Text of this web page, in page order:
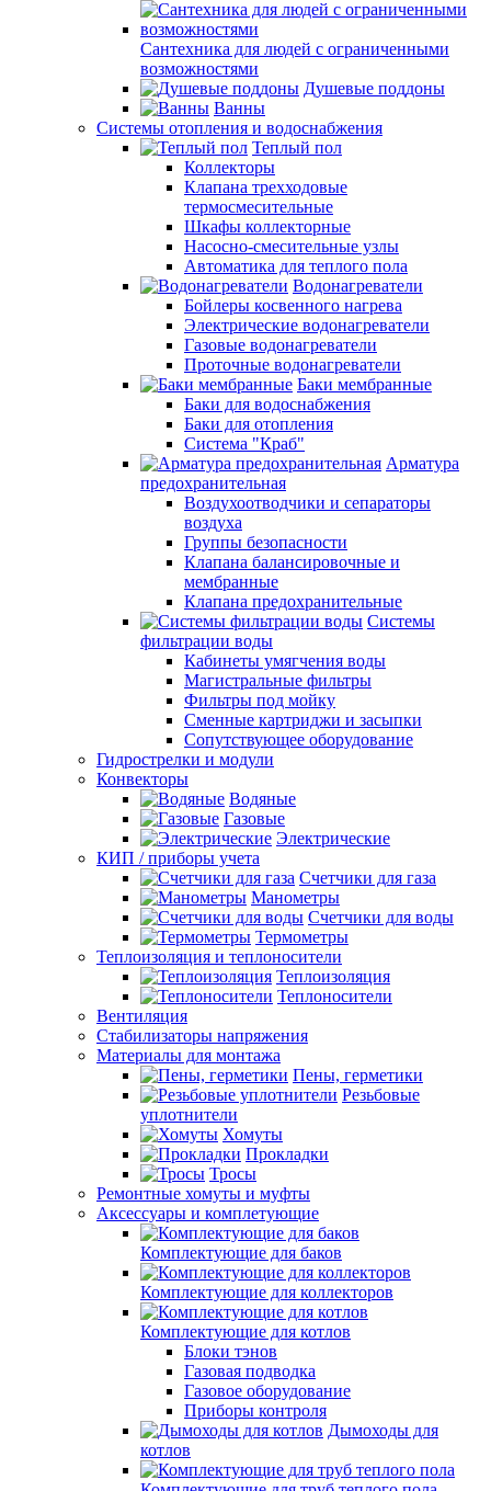
Сантехника для людей с ограниченными
возможностями
Душевые поддоны
Ванны
Системы отопления и водоснабжения
Теплый пол
Коллекторы
Клапана трехходовые
термосмесительные
Шкафы коллекторные
Насосно-смесительные узлы
Автоматика для теплого пола
Водонагреватели
Бойлеры косвенного нагрева
Электрические водонагреватели
Газовые водонагреватели
Проточные водонагреватели
Баки мембранные
Баки для водоснабжения
Баки для отопления
Система "Краб"
Арматура
предохранительная
Воздухоотводчики и сепараторы
воздуха
Группы безопасности
Клапана балансировочные и
мембранные
Клапана предохранительные
Системы
фильтрации воды
Кабинеты умягчения воды
Магистральные фильтры
Фильтры под мойку
Сменные картриджи и засыпки
Сопутствующее оборудование
Гидрострелки и модули
Конвекторы
Водяные
Газовые
Электрические
КИП / приборы учета
Счетчики для газа
Манометры
Счетчики для воды
Термометры
Теплоизоляция и теплоносители
Теплоизоляция
Теплоносители
Вентиляция
Стабилизаторы напряжения
Материалы для монтажа
Пены, герметики
Резьбовые
уплотнители
Хомуты
Прокладки
Тросы
Ремонтные хомуты и муфты
Аксессуары и комплетующие
Комплектующие для баков
Комплектующие для коллекторов
Комплектующие для котлов
Блоки тэнов
Газовая подводка
Газовое оборудование
Приборы контроля
Дымоходы для
котлов